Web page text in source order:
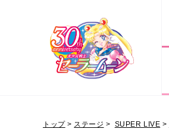
90's アニメPAST ANIME
トップ> ステージ > SUPER LIVE >